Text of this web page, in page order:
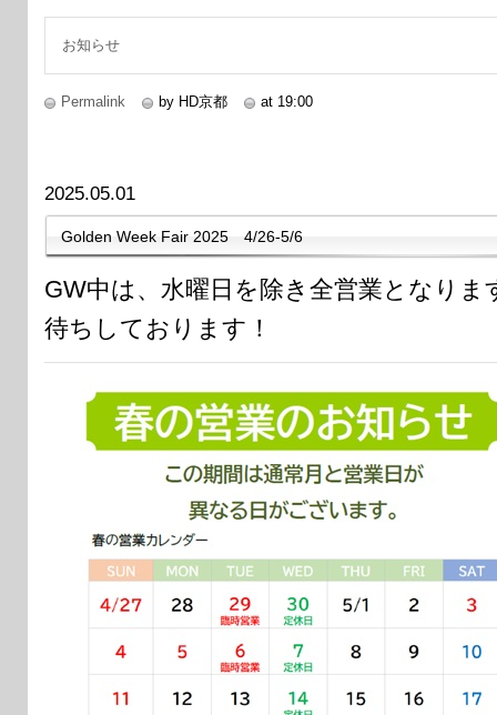
お知らせ
Permalink by HD京都 at 19:00
2025.05.01
Golden Week Fair 2025 4/26-5/6
GW中は、水曜日を除き全営業となり
待ちしております！